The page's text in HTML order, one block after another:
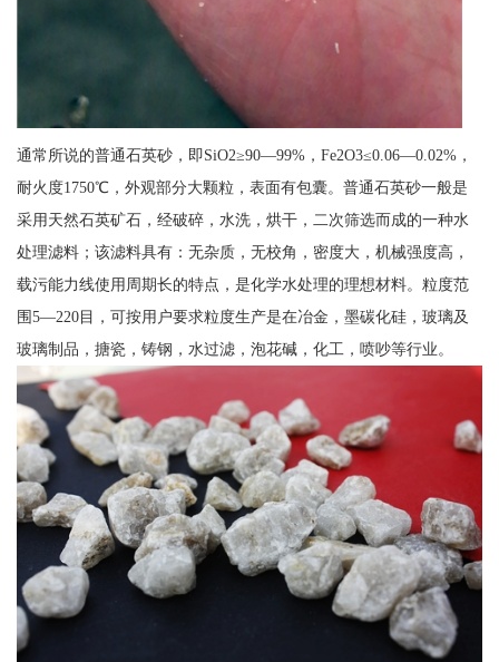
通常所说的普通石英砂，即SiO2≥90—99%，Fe2O3≤0.06—0.02%，
耐火度1750℃，外观部分大颗粒，表面有包囊。普通石英砂一般是
采用天然石英矿石，经破碎，水洗，烘干，二次筛选而成的一种水
处理滤料；该滤料具有：无杂质，无校角，密度大，机械强度高，
载污能力线使用周期长的特点，是化学水处理的理想材料。粒度范
围5—220目，可按用户要求粒度生产是在冶金，墨碳化硅，玻璃及
玻璃制品，搪瓷，铸钢，水过滤，泡花碱，化工，喷吵等行业。